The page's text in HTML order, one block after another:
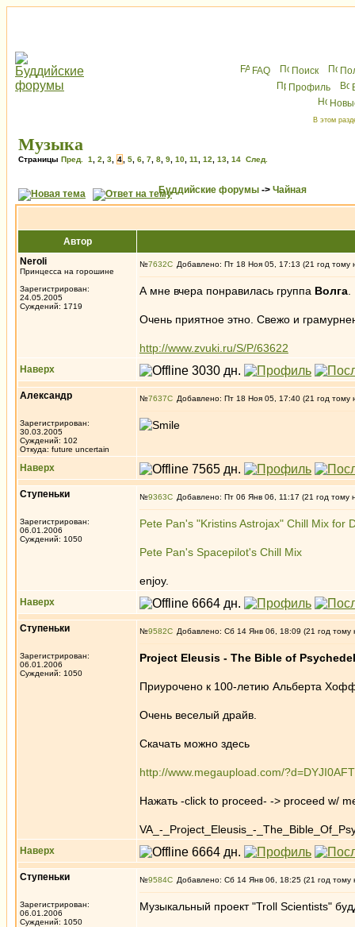
FAQ Поиск
Профиль
В этом
Музыка
Страницы Пред. 1 2 3 4 5 6 7 8 9 10 11 12 13 14 След.
Буддийские форумы -> Чайная
Автор
Neroli
Принцесса на горошине
Зарегистрирован:
24.05.2005
Суждений: 1719
№7632 Добавлено: Пт 18 Ноя 05, 17:13 (21 год тому
А мне вчера понравилась группа Волга
Очень приятное этно. Свежо и
http://www.zvuki.ru/S/P/63622
Наверх
Александр
Зарегистрирован:
30.03.2005
Суждений: 102
Откуда: future uncertain
№7637 Добавлено: Пт 18 Ноя 05, 17:40 (21 год тому
Наверх
Ступеньки
Зарегистрирован:
06.01.2006
Суждений: 1050
№9363 Добавлено: Пт 06 Янв 06, 11:17 (21 год тому
Pete Pan's "Kristins Astrojax" Chill Mix for
Pete Pan's Spacepilot's Chill Mix
enjoy.
Наверх
Ступеньки
Зарегистрирован:
06.01.2006
Суждений: 1050
№9582 Добавлено: Сб 14 Янв 06, 18:09 (21 год тому
Project Eleusis - The Bible of
Приурочено к 100-летию Альберта
Очень веселый драйв.
Скачать можно здесь
http://www.megaupload.com/?d=DYJI0AFT
Нажать -click to proceed- -> proceed w/
VA_-_Project_Eleusis_-
Наверх
Ступеньки
Зарегистрирован:
06.01.2006
Суждений: 1050
№9584 Добавлено: Сб 14 Янв 06, 18:25 (21 год тому
Музыкальный проект "Troll Scientists"